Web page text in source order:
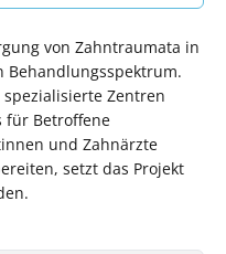
von Zahntraumata in
Behandlungsspektrum.
Zentren
für Betroffene
und Zahnärzte
setzt das Projekt